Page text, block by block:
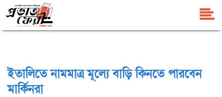
ইতালিতে নামমাত্র মূল্যে বাড়ি কিনতে পারবেন
মার্কিনরা